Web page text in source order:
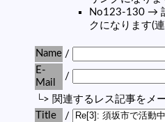
No123-130 →
クになります(連
Name /
E-
Mail
/
└> 関連するレス記事をメ
Title
/